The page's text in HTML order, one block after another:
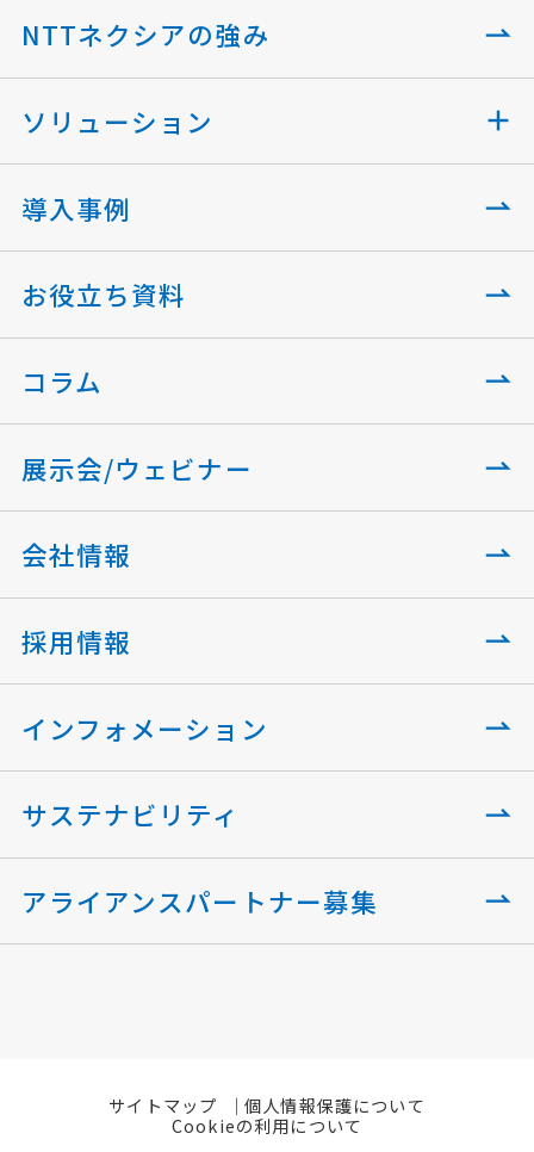
NTTネクシアの強み
ソリューション
導入事例
お役立ち資料
コラム
展示会/ウェビナー
会社情報
採用情報
インフォメーション
サステナビリティ
アライアンスパートナー募集
サイトマップ
個人情報保護について
Cookieの利用について